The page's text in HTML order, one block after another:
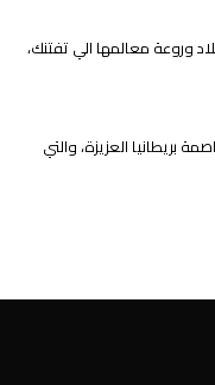
وروعة معالمها الي تفتنك،
بريطانيا العزيزة، والتي